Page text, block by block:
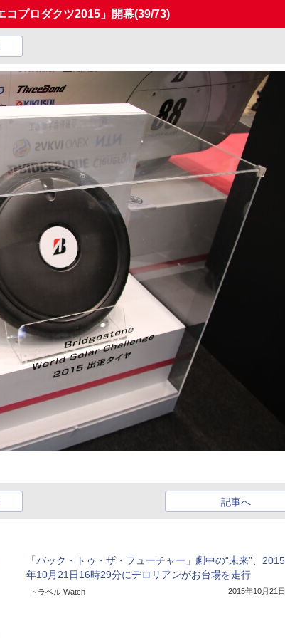
コプロダクツ2015」開幕(39/73)
記事へ
「バック・トゥ・ザ・フューチャー」劇中の“未来”、2015
年10月21日16時29分にデロリアンがお台場を走行
トラベル Watch 2015年10月21日